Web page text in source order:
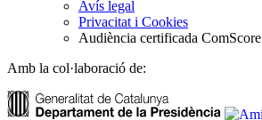
Avís legal
Privacitat i Cookies
Audiència certificada ComScore
Amb la col·laboració de: